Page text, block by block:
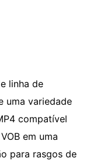
linha de
uma variedade
compatível
em uma
para rasgos de